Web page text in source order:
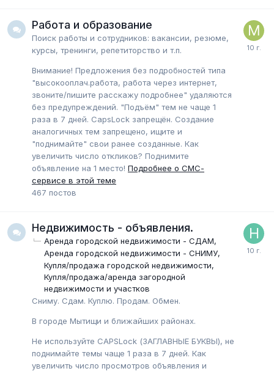
Работа и образование
Поиск работы и сотрудников: вакансии, резюме,
курсы, тренинги, репетиторство и т.п.
Внимание! Предложения без подробностей типа
"высокооплач.работа, работа через интернет,
звоните/пишите расскажу подробнее" удаляются
без предупреждений. "Подъём" тем не чаще 1
раза в 7 дней. CapsLock запрещён. Создание
аналогичных тем запрещено, ищите и
"поднимайте" свои ранее созданные. Как
увеличить число откликов? Поднимите
объявление на 1 место! Подробнее о СМС-
сервисе в этой теме
467 постов
Недвижимость - объявления.
Аренда городской недвижимости - СДАМ
Аренда городской недвижимости - СНИМУ
Купля/продажа городской недвижимости
Купля/продажа/аренда загородной
недвижимости и участков
Сниму. Сдам. Куплю. Продам. Обмен.
В городе Мытищи и ближайших районах.
Не используйте CAPSLock (ЗАГЛАВНЫЕ БУКВЫ), не
поднимайте темы чаще 1 раза в 7 дней. Как
увеличить число просмотров объявления и